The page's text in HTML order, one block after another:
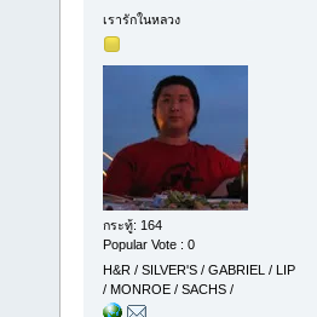
เรารักในหลวง
กระทู้: 164
Popular Vote : 0
H&R / SILVER'S / GABRIEL / LIP
/ MONROE / SACHS /